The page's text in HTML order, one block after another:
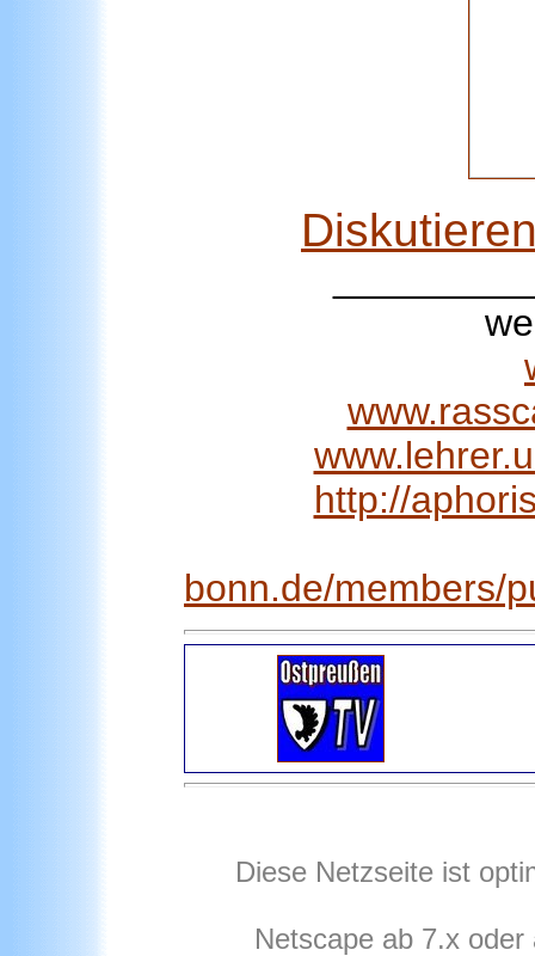
http://
bonn.de/members/
Diese Netzseite ist
Netscape ab 7.x